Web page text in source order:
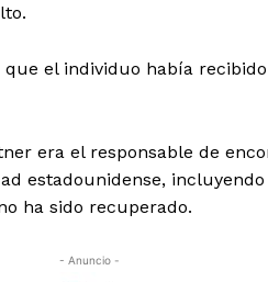
el individuo había
era el responsable de
estadounidense,
ha sido recuperado.
- Anuncio -